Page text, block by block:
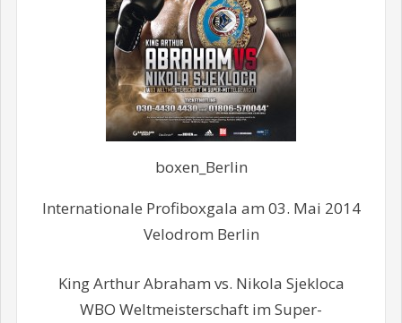
boxen_Berlin
Internationale Profiboxgala am 03. Mai 2014
Velodrom Berlin
King Arthur Abraham vs. Nikola Sjekloca
WBO Weltmeisterschaft im Super-